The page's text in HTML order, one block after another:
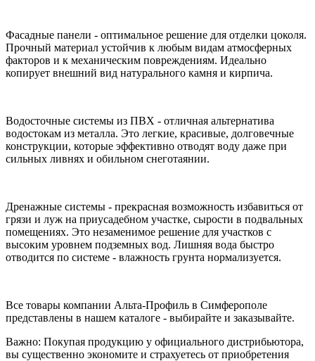
Фасадные панели - оптимальное решение для отделки цоколя.
Прочный материал устойчив к любым видам атмосферных
факторов и к механическим повреждениям. Идеально
копирует внешний вид натурального камня и кирпича.
Водосточные системы из ПВХ - отличная альтернатива
водостокам из металла. Это легкие, красивые, долговечные
конструкции, которые эффективно отводят воду даже при
сильных ливнях и обильном снеготаянии.
Дренажные системы - прекрасная возможность избавиться от
грязи и луж на приусадебном участке, сырости в подвальных
помещениях. Это незаменимое решение для участков с
высоким уровнем подземных вод. Лишняя вода быстро
отводится по системе - влажность грунта нормализуется.
Все товары компании Альта-Профиль в Симферополе
представлены в нашем каталоге - выбирайте и заказывайте.
Важно: Покупая продукцию у официального дистрибьютора,
вы существенно экономите и страхуетесь от приобретения